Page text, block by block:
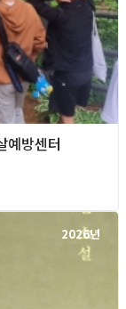
방센터
2026년